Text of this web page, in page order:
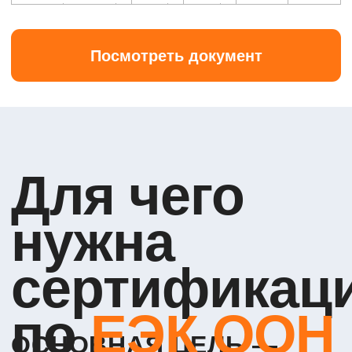
Эти категории охватывают большую часть массового
транспорта, где риск боковых столкновений наиболее
высок. Поэтому выполнение требований Правил № 95
— не формальность, а гарантия безопасности и
конкурентоспособности автомобиля
СРЕДСТВ ЕЭК
Правила ЕЭК ООН № 95 распространяются на
ГОДА